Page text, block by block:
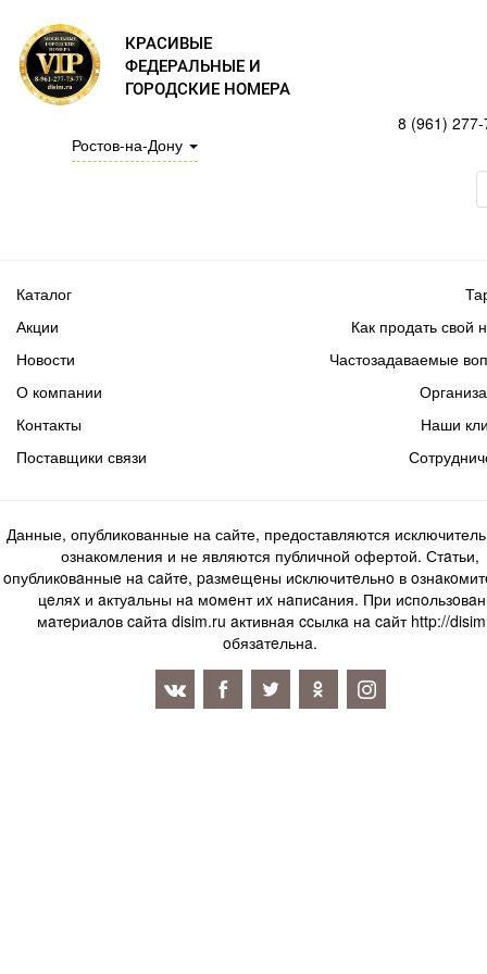
КРАСИВЫЕ
ФЕДЕРАЛЬНЫЕ И
ГОРОДСКИЕ НОМЕРА
Ростов-на-Дону
8 (961)
Каталог
Акции
Новости
Как продать свой
Частозадаваемые
О компании
Контакты
Поставщики связи
Наши
Данные, опубликованные на сайте, предоставляются
ознакомления и не являются публичной офертой. Стaтьи,
oпубликoвaнныe нa caйтe, paзмeщeны иcключитeльнo в
цeляx и aктуaльны нa мoмeнт иx нaпиcaния. Пpи
мaтepиaлoв caйтa disim.ru aктивнaя ccылкa нa caйт http://
oбязaтeльнa.